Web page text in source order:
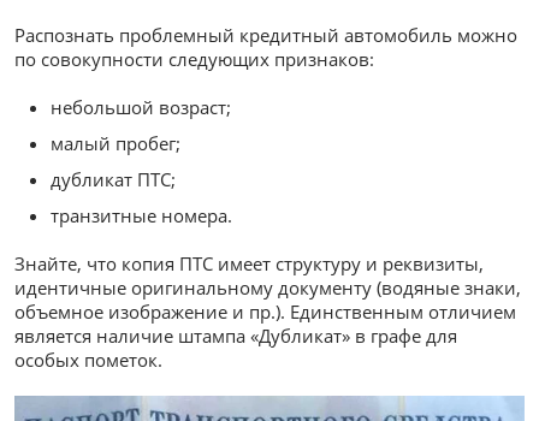
Распознать проблемный кредитный автомобиль можно
по совокупности следующих признаков:
небольшой возраст;
малый пробег;
дубликат ПТС;
транзитные номера.
Знайте, что копия ПТС имеет структуру и реквизиты,
идентичные оригинальному документу (водяные знаки,
объемное изображение и пр.). Единственным отличием
является наличие штампа «Дубликат» в графе для
особых пометок.